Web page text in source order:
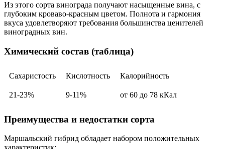
Из этого сорта винограда получают насыщенные вина, с
глубоким кроваво-красным цветом. Полнота и гармония
вкуса удовлетворяют требования большинства ценителей
виноградных вин.
Химический состав (таблица)
Сахаристость Кислотность Калорийность
21-23% 9-11% от 60 до 78 кКал
Преимущества и недостатки сорта
Маршальский гибрид обладает набором положительных